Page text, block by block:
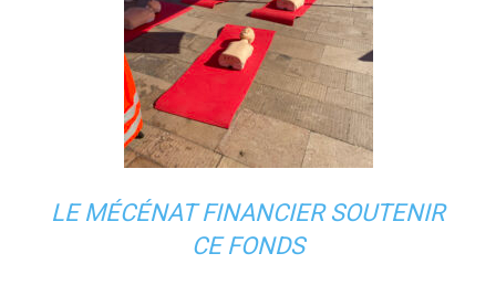
LE MÉCÉNAT FINANCIER SOUTENIR
CE FONDS